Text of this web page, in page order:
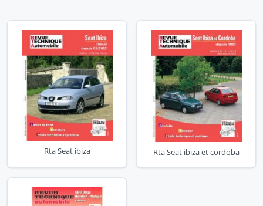
Rta Seat ibiza Rta Seat ibiza et cordoba